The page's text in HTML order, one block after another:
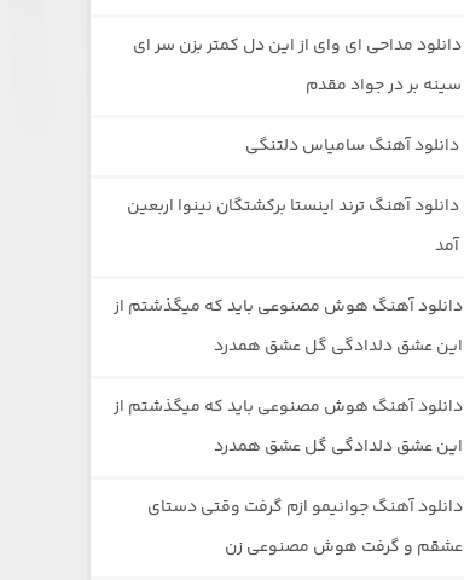
دانلود مداحی ای وای از این دل کمتر بزن سر ای
سینه بر در جواد مقدم
دانلود آهنگ سامیاس دلتنگی
دانلود آهنگ ترند اینستا برکشتگان نینوا اربعین
آمد
دانلود آهنگ هوش مصنوعی باید که میگذشتم از
این عشق دلدادگی گل عشق همدرد
دانلود آهنگ هوش مصنوعی باید که میگذشتم از
این عشق دلدادگی گل عشق همدرد
دانلود آهنگ جوانیمو ازم گرفت وقتی دستای
عشقم و گرفت هوش مصنوعی زن